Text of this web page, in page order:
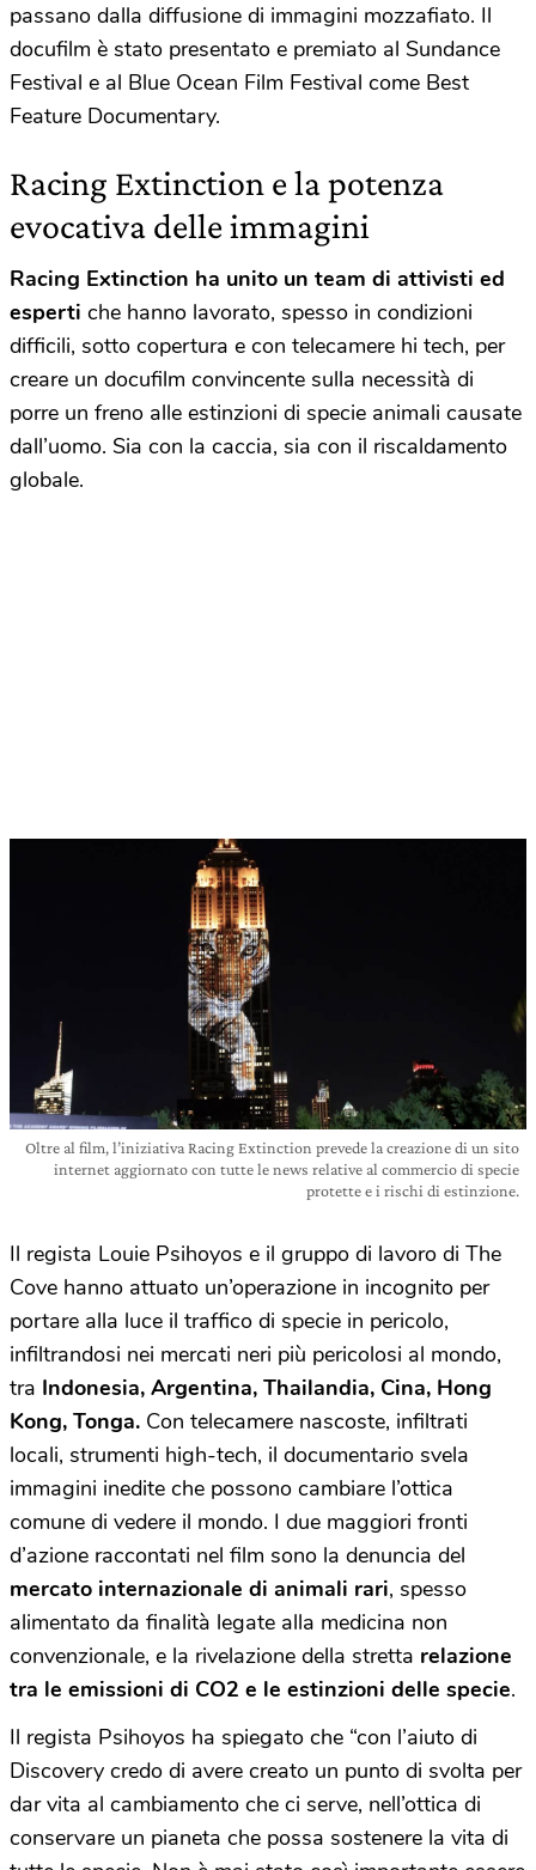
passano dalla diffusione di immagini mozzafiato. Il
docufilm è stato presentato e premiato al Sundance
Festival e al Blue Ocean Film Festival come Best
Feature Documentary.
Racing Extinction e la potenza
evocativa delle immagini
Racing Extinction ha unito un team di attivisti ed
esperti che hanno lavorato, spesso in condizioni
difficili, sotto copertura e con telecamere hi tech, per
creare un docufilm convincente sulla necessità di
porre un freno alle estinzioni di specie animali causate
dall’uomo. Sia con la caccia, sia con il riscaldamento
globale.
Oltre al film, l’iniziativa Racing Extinction prevede la creazione di un sito
internet aggiornato con tutte le news relative al commercio di specie
protette e i rischi di estinzione.
Il regista Louie Psihoyos e il gruppo di lavoro di The
Cove hanno attuato un’operazione in incognito per
portare alla luce il traffico di specie in pericolo,
infiltrandosi nei mercati neri più pericolosi al mondo,
tra Indonesia, Argentina, Thailandia, Cina, Hong
Kong, Tonga. Con telecamere nascoste, infiltrati
locali, strumenti high-tech, il documentario svela
immagini inedite che possono cambiare l’ottica
comune di vedere il mondo. I due maggiori fronti
d’azione raccontati nel film sono la denuncia del
mercato internazionale di animali rari, spesso
alimentato da finalità legate alla medicina non
convenzionale, e la rivelazione della stretta relazione
tra le emissioni di CO2 e le estinzioni delle specie.
Il regista Psihoyos ha spiegato che “con l’aiuto di
Discovery credo di avere creato un punto di svolta per
dar vita al cambiamento che ci serve, nell’ottica di
conservare un pianeta che possa sostenere la vita di